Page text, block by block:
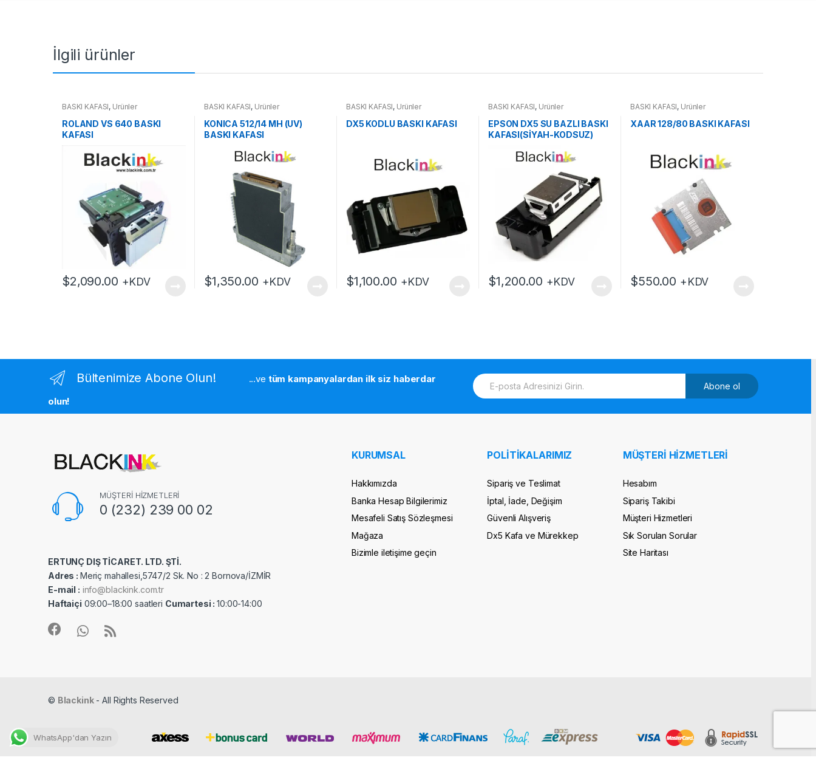
İlgili ürünler
BASKI KAFASI, Ürünler
ROLAND VS 640 BASKI
KAFASI
$2,090.00 +KDV
BASKI KAFASI, Ürünler
KONICA 512/14 MH (UV)
BASKI KAFASI
$1,350.00 +KDV
BASKI KAFASI, Ürünler
DX5 KODLU BASKI KAFASI
$1,100.00 +KDV
BASKI KAFASI, Ürünler
EPSON DX5 SU BAZLI BASKI
KAFASI(SİYAH-KODSUZ)
$1,200.00 +KDV
BASKI KAFASI, Ürünler
XAAR 128/80 BASKI KAFASI
$550.00 +KDV
Bültenimize Abone Olun! ...ve tüm kampanyalardan ilk siz haberdar
olun!
E
m
Abone ol
MÜŞTERİ HİZMETLERİ
0 (232) 239 00 02
ERTUNÇ DIŞ TİCARET. LTD. ŞTİ.
Adres : Meriç mahallesi,5747/2 Sk. No : 2 Bornova/İZMİR
E-mail : info@blackink.com.tr
Haftaiçi 09:00–18:00 saatleri Cumartesi :10:00-14:00
KURUMSAL
Hakkımızda
Banka Hesap Bilgilerimiz
Mesafeli Satış Sözleşmesi
Mağaza
Bizimle iletişime geçin
POLİTİKALARIMIZ
Sipariş ve Teslimat
İptal, İade, Değişim
Güvenli Alışveriş
Dx5 Kafa ve Mürekkep
MÜŞTERİ HİZMETLERİ
Hesabım
Sipariş Takibi
Müşteri Hizmetleri
Sık Sorulan Sorular
Site Haritası
© Blackink- All Rights Reserved
WhatsApp'dan Yazın